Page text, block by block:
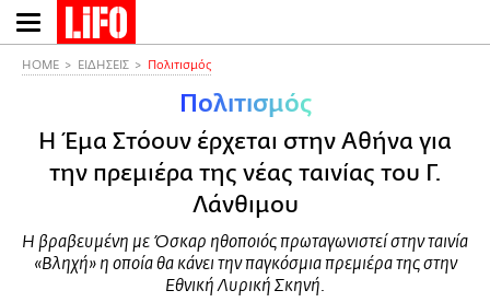
Παράκαμψη
προς
HOME ΕΙΔΗΣΕΙΣ Πολιτισμός
Πολιτισμός
Η Έμα Στόουν έρχεται στην Αθήνα για
την πρεμιέρα της νέας ταινίας του Γ.
Λάνθιμου
Η βραβευμένη με Όσκαρ ηθοποιός πρωταγωνιστεί στην ταινία
«Βληχή» η οποία θα κάνει την παγκόσμια πρεμιέρα της στην
Εθνική Λυρική Σκηνή.